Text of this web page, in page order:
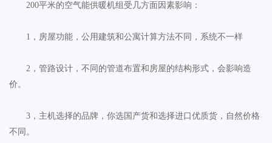
200平米的空气能供暖机组受几方面因素影响：
1 ，房屋功能，公用建筑和公寓计算方法不同，系统不一样
2 ，管路设计，不同的管道布置和房屋的结构形式，会影响造
价。
3 ，主机选择的品牌，你选国产货和选择进口优质货，自然价格
不同。